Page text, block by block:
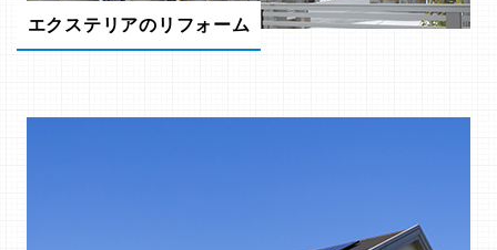
エクステリアのリフォーム